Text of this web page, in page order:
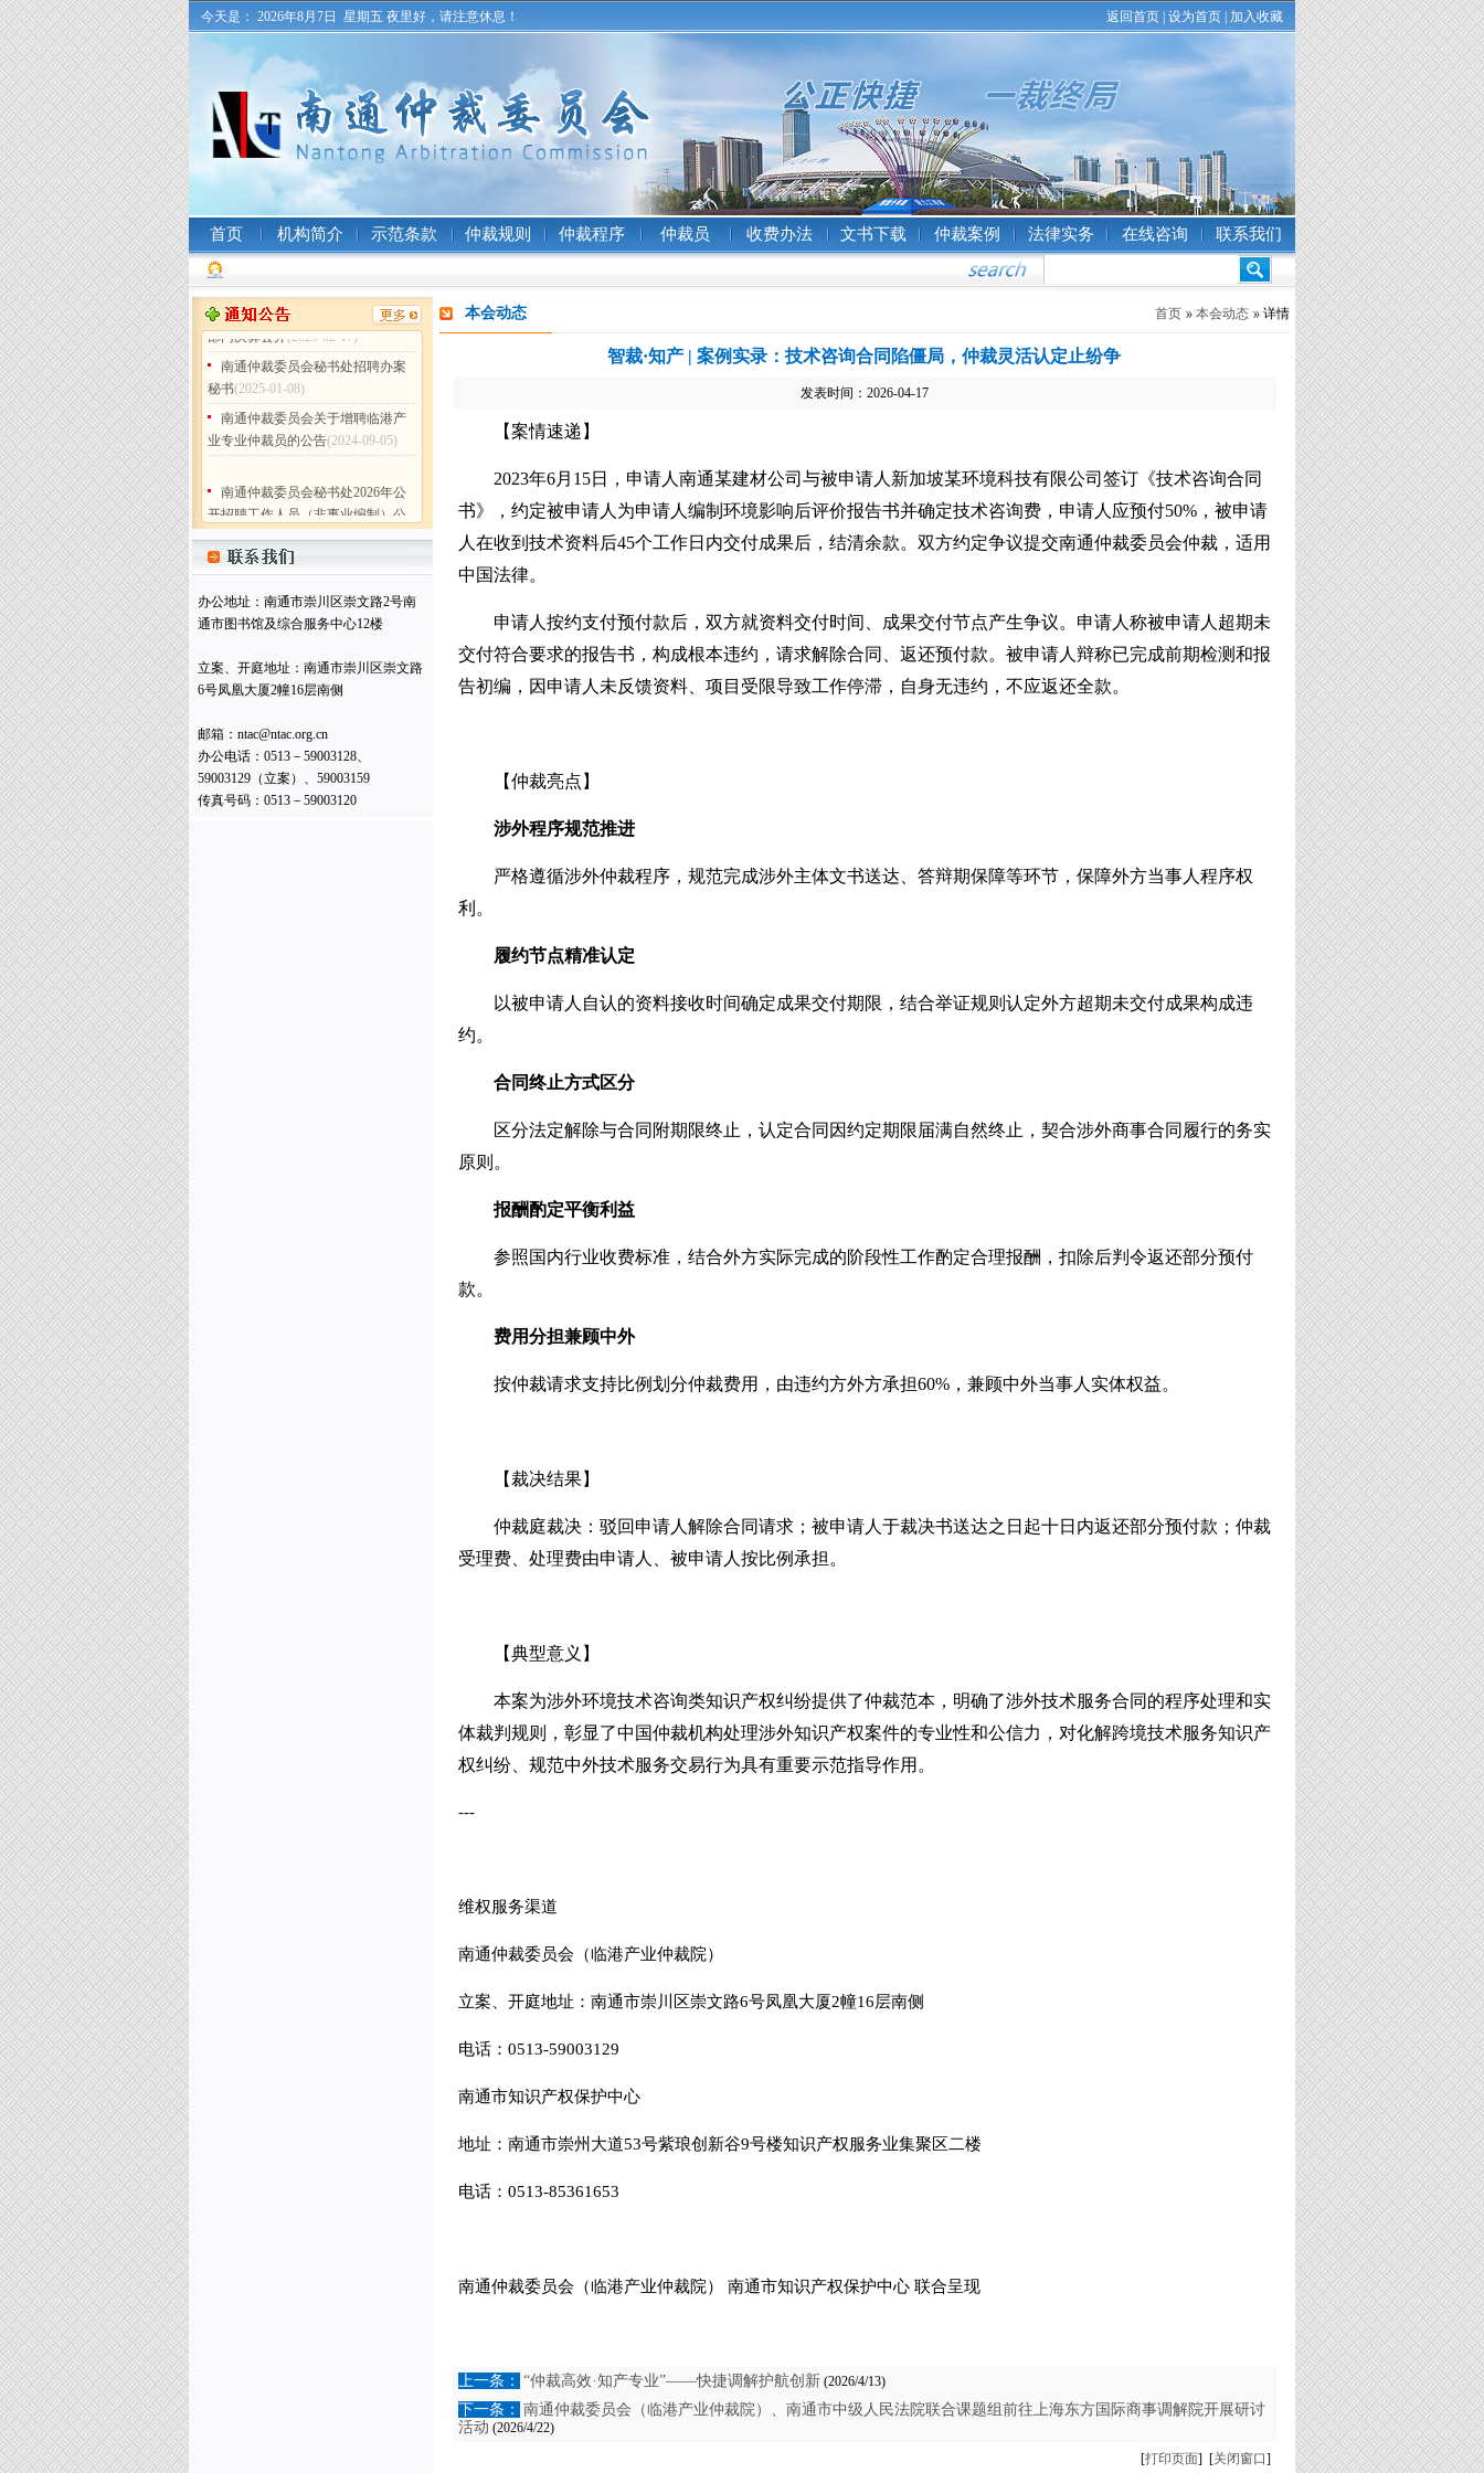
今天是： 2026年8月7日 星期五 夜里好，请注意休息！ 返回首页 设为首页 加入收藏
首页 机构简介 示范条款 仲裁规则 仲裁程序 仲裁员 收费办法 文书下载 仲裁案例 法律实务 在线咨询 联系我们
南通仲裁委员会秘书处2026年公
开招聘工作人员（非事业编制）公
(2026-07-31)
南通仲裁委员会 (暨秘书处) 二〇
二五年工作总结(2026-02-05)
南通仲裁委员会秘书处2025年度
部门决算公开
(2026-02-05)
南通仲裁委员会关于增聘卞灵霞
等183名仲裁员的公告(2025-09-15)
南通仲裁委员会 (暨秘书处) 二〇
二四年工作总结
南通仲裁委员会秘书处 2024年度
部门决算公开(2025-02-17)
南通仲裁委员会秘书处招聘办案
秘书(2025-01-08)
南通仲裁委员会关于增聘临港产
业专业仲裁员的公告 (2024-09-05)
开招聘工作人员（非事业编制）公
告(2026-07-31)
南通仲裁委员会 (暨秘书处) 二〇
二五年工作总结(2026-02-05)
南通仲裁委员会秘书处2025年度
部门决算公开(2026-02-05)
南通仲裁委员会关于增聘卞灵霞
等183名仲裁员的公告(2025-09-15)
二四年工作总结(2025-02-17)
南通仲裁委员会秘书处 2024年度
部门决算公开(2025-02-17)
办公地址：南通市崇川区崇文路2号南
通市图书馆及综合服务中心12楼
立案、开庭地址：南通市崇川区崇文路
6号凤凰大厦2幢16层南侧
邮箱：ntac@ntac.org.cn
办公电话：0513－59003128、
59003129（立案）、59003159
传真号码：0513－59003120
本会动态 首页 本会动态 详情
智裁·知产 | 案例实录：技术咨询合同陷僵局，仲裁灵活认定止纷争
发表时间：2026-04-17
【案情速递】
2023年6月15日， 申请人 南通某建材公司与被申请人 新加坡某环境科技有限公司签订《技术咨询合同
书》，约定被申请人 为申请人 编制环境影响后评价报告书并确定技术咨询费， 申请人应预付50%， 被申请
人 在收到技术资料后45个工作日内交付成果后，结清余款。双方约定争议提交南通仲裁委员会仲裁，适用
中国法律。
申请人 按约支付预付款后，双方就资料交付时间、成果交付节点产生争议。 申请人 称被申请人 超期未
交付符合要求的报告书，构成根本违约，请求解除合同、返还预付款。 被申请人 辩称已完成前期检测和报
告初编，因 申请人 未反馈资料、项目受限导致工作停滞，自身无违约，不应返还全款。
【仲裁亮点】
涉外程序规范推进
严格遵循涉外仲裁程序，规范完成涉外主体文书送达、答辩期保障等环节，保障外方当事人程序权
利。
履约节点精准认定
以被申请人 自认的资料接收时间确定成果交付期限，结合举证规则认定外方超期未交付成果构成违
约。
合同终止方式区分
区分法定解除与合同附期限终止，认定合同因约定期限届满自然终止，契合涉外商事合同履行的务实
原则。
报酬酌定平衡利益
参照国内行业收费标准，结合外方实际完成的阶段性工作酌定合理报酬，扣除后判令返还部分预付
款。
费用分担兼顾中外
按仲裁请求支持比例划分仲裁费用，由违约方外方承担60%，兼顾中外当事人实体权益。
【裁决结果】
仲裁庭裁决：驳回 申请人 解除合同请求； 被申请人 于裁决书送达之日起十日内返还部分预付款；仲裁
受理费、 处理费由申请人 被申请人按比例承担 。
【典型意义】
本案为涉外环境技术咨询类知识产权纠纷提供了仲裁范本，明确了涉外技术服务合同的程序处理和实
体裁判规则，彰显了中国仲裁机构处理涉外知识产权案件的专业性和公信力，对化解跨境技术服务知识产
权纠纷、规范中外技术服务交易行为具有重要示范指导作用。
---
维权服务渠道
南通仲裁委员会（临港产业仲裁院）
立案、开庭地址：南通市崇川区崇文路6号凤凰大厦2幢16层南侧
电话： 0513-59003129
南通市知识产权保护中心
地址：南通市崇州大道53号紫琅创新谷9号楼知识产权服务业集聚区二楼
电话： 0513-85361653
南通仲裁委员会（临港产业仲裁院） 南通市知识产权保护中心 联合呈现
上一条： “仲裁高效·知产专业”——快捷调解护航创新(2026/4/13)
下一条： 南通仲裁委员会（临港产业仲裁院）、南通市中级人民法院联合课题组前往上海东方国际商事调解院开展研讨
活动 (2026/4/22)
[打印页面] [关闭窗口]